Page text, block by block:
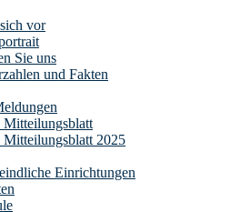
vor
Sie uns
und Fakten
Mitteilungsblatt
Mitteilungsblatt 2025
Einrichtungen